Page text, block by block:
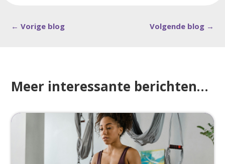
←Vorige blog Volgende blog→
Meer interessante berichten…